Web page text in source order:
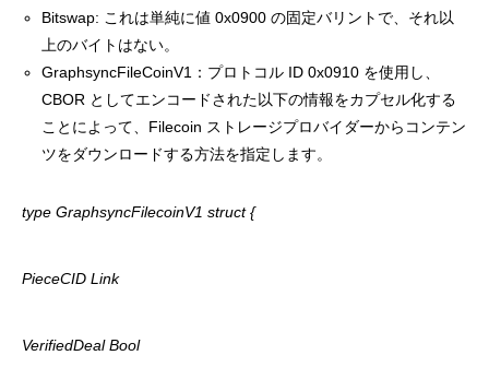
Bitswap: これは単純に値 0x0900 の固定バリントで、それ以
上のバイトはない。
GraphsyncFileCoinV1：プロトコル ID 0x0910 を使用し、
CBOR としてエンコードされた以下の情報をカプセル化する
ことによって、Filecoin ストレージプロバイダーからコンテン
ツをダウンロードする方法を指定します。
type GraphsyncFilecoinV1 struct {
PieceCID Link
VerifiedDeal Bool